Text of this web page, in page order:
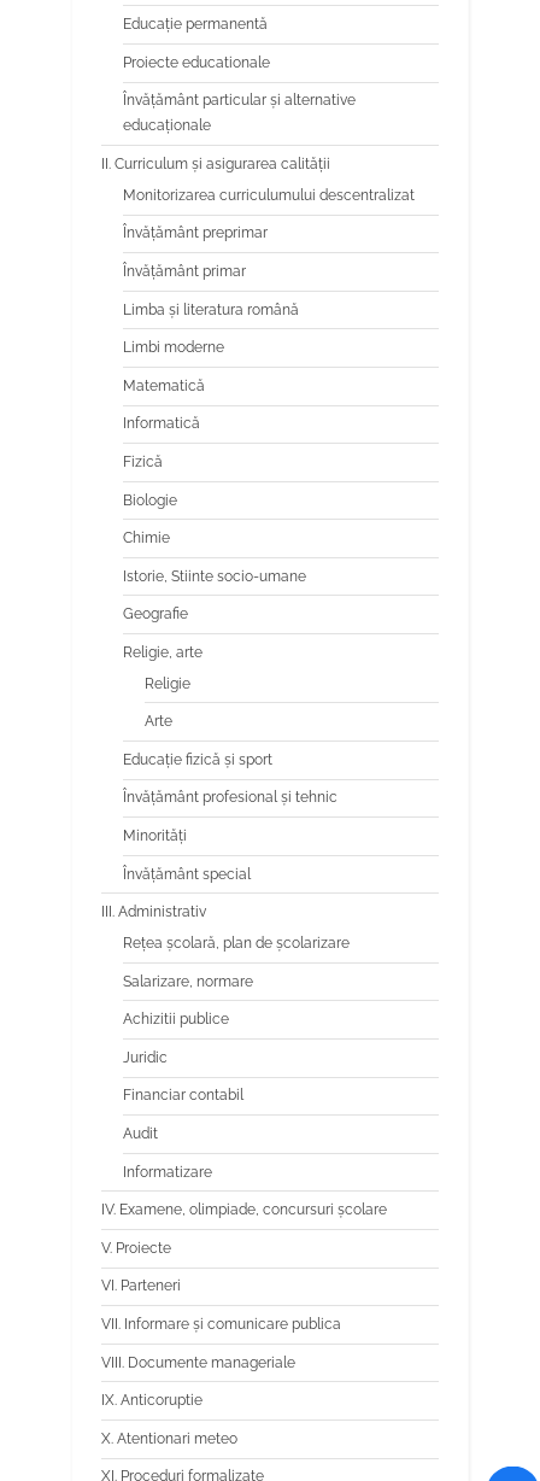
Educaţie permanentă
Proiecte educationale
Învăţământ particular şi alternative
educaţionale
II. Curriculum și asigurarea calității
Monitorizarea curriculumului descentralizat
Învățământ preprimar
Învățământ primar
Limba şi literatura română
Limbi moderne
Matematică
Informatică
Fizică
Biologie
Chimie
Istorie, Stiinte socio-umane
Geografie
Religie, arte
Religie
Arte
Educaţie fizică şi sport
Învăţământ profesional şi tehnic
Minorităţi
Învăţământ special
III. Administrativ
Reţea şcolară, plan de şcolarizare
Salarizare, normare
Achizitii publice
Juridic
Financiar contabil
Audit
Informatizare
IV. Examene, olimpiade, concursuri școlare
V. Proiecte
VI. Parteneri
VII. Informare și comunicare publica
VIII. Documente manageriale
IX. Anticoruptie
X. Atentionari meteo
XI. Proceduri formalizate